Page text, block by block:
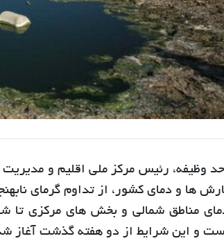
وظیفه، رئیس مرکز ملی اقلیم و
ها و دمای کشور، از تداوم گرمای
مناطق شمالی و بخش های مرکزی تا
و این شرایط از دو هفته گذشت آغاز